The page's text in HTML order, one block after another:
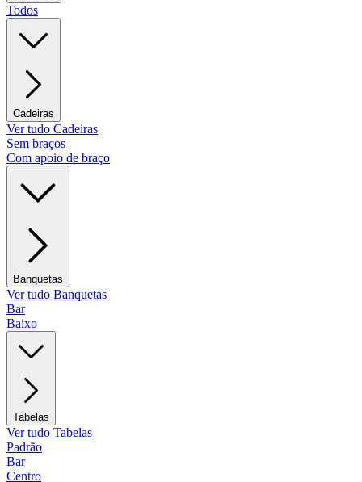
Todos
Cadeiras
Ver tudo Cadeiras
Sem braços
Com apoio de braço
Banquetas
Ver tudo Banquetas
Bar
Baixo
Tabelas
Ver tudo Tabelas
Padrão
Bar
Centro